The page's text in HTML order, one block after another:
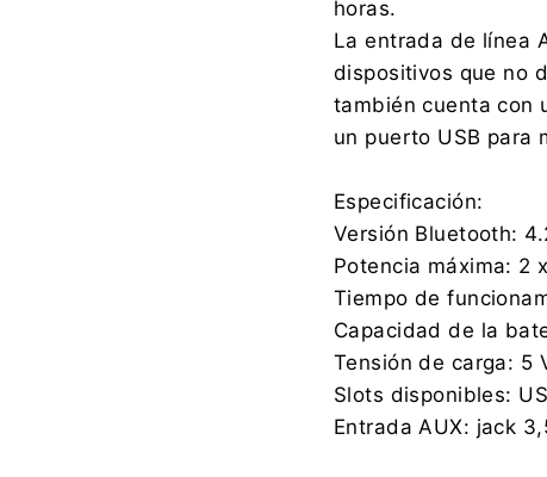
horas.
La entrada de línea
dispositivos que no
también cuenta con
un puerto USB para
Especificación:
Versión Bluetooth:
Potencia máxima: 2
Tiempo de
Capacidad de la
Tensión de carga: 5
Slots disponibles:
Entrada AUX: jack